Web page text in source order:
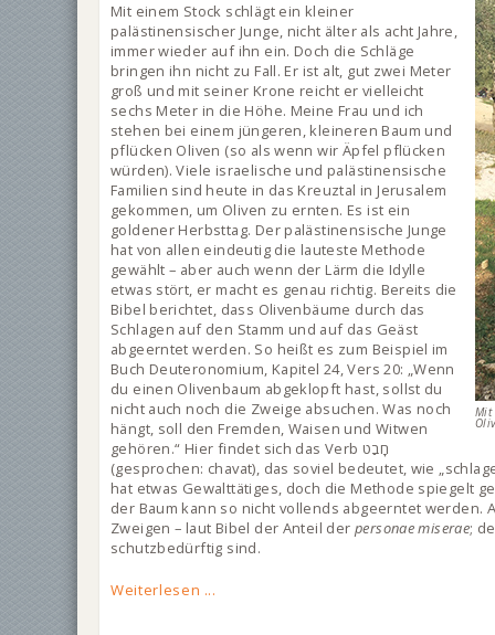
Mit
Mit einem Stock schlägt ein kleiner
palästinensischer Junge, nicht älter als acht Jahre,
immer wieder auf ihn ein. Doch die Schläge
bringen ihn nicht zu Fall. Er ist alt, gut zwei Meter
groß und mit seiner Krone reicht er vielleicht
sechs Meter in die Höhe. Meine Frau und ich
stehen bei einem jüngeren, kleineren Baum und
pflücken Oliven (so als wenn wir Äpfel pflücken
würden). Viele israelische und palästinensische
Familien sind heute in das Kreuztal in Jerusalem
gekommen, um Oliven zu ernten. Es ist ein
goldener Herbsttag. Der palästinensische Junge
hat von allen eindeutig die lauteste Methode
gewählt – aber auch wenn der Lärm die Idylle
etwas stört, er macht es genau richtig. Bereits die
Bibel berichtet, dass Olivenbäume durch das
Schlagen auf den Stamm und auf das Geäst
abgeerntet werden. So heißt es zum Beispiel im
Buch Deuteronomium, Kapitel 24, Vers 20: „Wenn
du einen Olivenbaum abgeklopft hast, sollst du
nicht auch noch die Zweige absuchen. Was noch
hängt, soll den Fremden, Waisen und Witwen
gehören.“ Hier findet sich das Verb חָבַט
(gesprochen: chavat), das soviel bedeutet, wie
hat etwas Gewalttätiges, doch die Methode spiegelt
der Baum kann so nicht vollends abgeerntet werden.
Zweigen – laut Bibel der Anteil der personae miserae;
schutzbedürftig sind.
Weiterlesen ...